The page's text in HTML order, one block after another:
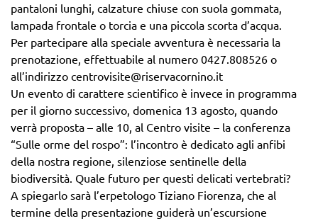
pantaloni lunghi, calzature chiuse con suola gommata,
lampada frontale o torcia e una piccola scorta d’acqua.
Per partecipare alla speciale avventura è necessaria la
prenotazione, effettuabile al numero 0427.808526 o
all’indirizzo centrovisite@riservacornino.it
Un evento di carattere scientifico è invece in programma
per il giorno successivo, domenica 13 agosto, quando
verrà proposta – alle 10, al Centro visite – la conferenza
“Sulle orme del rospo”: l’incontro è dedicato agli anfibi
della nostra regione, silenziose sentinelle della
biodiversità. Quale futuro per questi delicati vertebrati?
A spiegarlo sarà l’erpetologo Tiziano Fiorenza, che al
termine della presentazione guiderà un’escursione